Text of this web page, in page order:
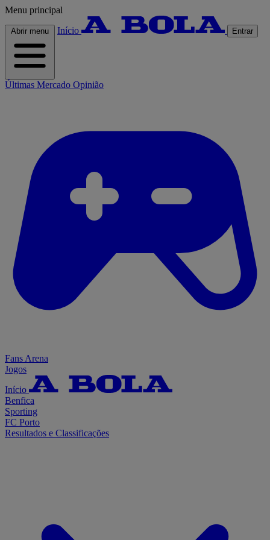
Menu principal
Abrir menu Início Entrar
Últimas Mercado Opinião
Fans Arena
Jogos
Início
Benfica
Sporting
FC Porto
Resultados e Classificações